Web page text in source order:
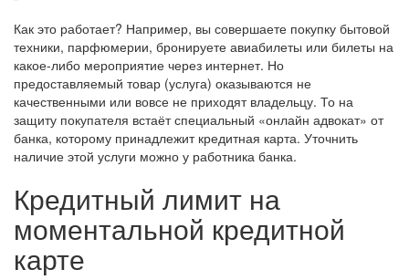
Как это работает? Например, вы совершаете покупку бытовой
техники, парфюмерии, бронируете авиабилеты или билеты на
какое-либо мероприятие через интернет. Но
предоставляемый товар (услуга) оказываются не
качественными или вовсе не приходят владельцу. То на
защиту покупателя встаёт специальный «онлайн адвокат» от
банка, которому принадлежит кредитная карта. Уточнить
наличие этой услуги можно у работника банка.
Кредитный лимит на
моментальной кредитной
карте